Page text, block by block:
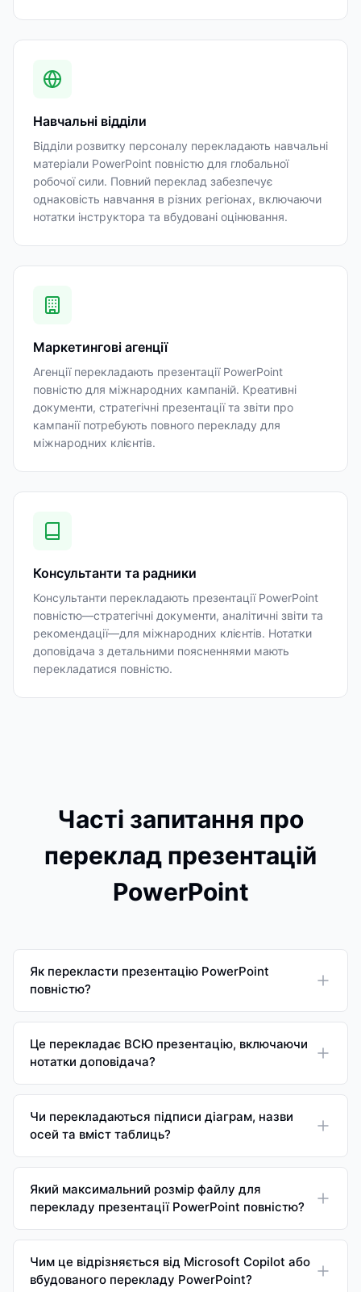
Навчальні відділи
Відділи розвитку персоналу перекладають навчальні
матеріали PowerPoint повністю для глобальної
робочої сили. Повний переклад забезпечує
однаковість навчання в різних регіонах, включаючи
нотатки інструктора та вбудовані оцінювання.
Маркетингові агенції
Агенції перекладають презентації PowerPoint
повністю для міжнародних кампаній. Креативні
документи, стратегічні презентації та звіти про
кампанії потребують повного перекладу для
міжнародних клієнтів.
Консультанти та радники
Консультанти перекладають презентації PowerPoint
повністю—стратегічні документи, аналітичні звіти та
рекомендації—для міжнародних клієнтів. Нотатки
доповідача з детальними поясненнями мають
перекладатися повністю.
Часті запитання про
переклад презентацій
PowerPoint
Як перекласти презентацію PowerPoint
повністю?
Це перекладає ВСЮ презентацію, включаючи
нотатки доповідача?
Чи перекладаються підписи діаграм, назви
осей та вміст таблиць?
Який максимальний розмір файлу для
перекладу презентації PowerPoint повністю?
Чим це відрізняється від Microsoft Copilot або
вбудованого перекладу PowerPoint?